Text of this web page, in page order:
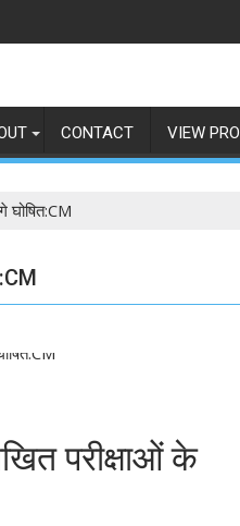
CONTACT VIEW PRO
घोषित:CM
परीक्षाओं के